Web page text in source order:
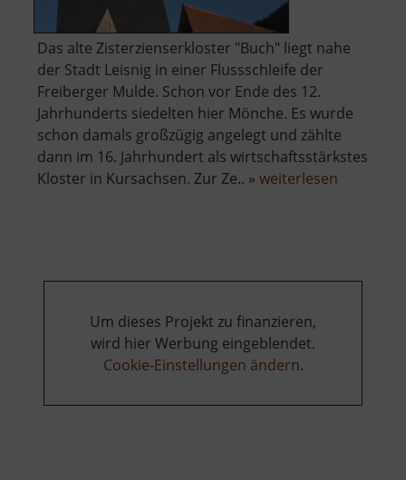
Das alte Zisterzienserkloster "Buch" liegt nahe
der Stadt Leisnig in einer Flussschleife der
Freiberger Mulde. Schon vor Ende des 12.
Jahrhunderts siedelten hier Mönche. Es wurde
schon damals großzügig angelegt und zählte
dann im 16. Jahrhundert als wirtschaftsstärkstes
Kloster in Kursachsen. Zur Ze.. » weiterlesen
Um dieses Projekt zu finanzieren,
wird hier Werbung eingeblendet.
Cookie-Einstellungen ändern.